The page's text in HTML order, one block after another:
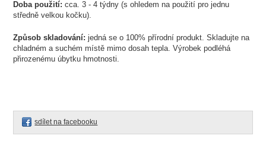
Doba použití: cca. 3 - 4 týdny (s ohledem na použití pro jednu
středně velkou kočku).
Způsob skladování: jedná se o 100% přírodní produkt. Skladujte na
chladném a suchém místě mimo dosah tepla. Výrobek podléhá
přirozenému úbytku hmotnosti.
sdílet na facebooku